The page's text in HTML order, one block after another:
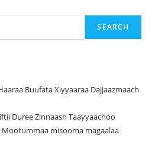
SEARCH
Buufata Xiyyaaraa Dajjaazmaach
Duree Zinnaash Taayyaachoo
misooma magaalaa